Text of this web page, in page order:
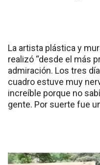
La artista plástica y
realizó “desde el más
admiración. Los tres
cuadro estuve muy
increíble porque no
gente. Por suerte fue